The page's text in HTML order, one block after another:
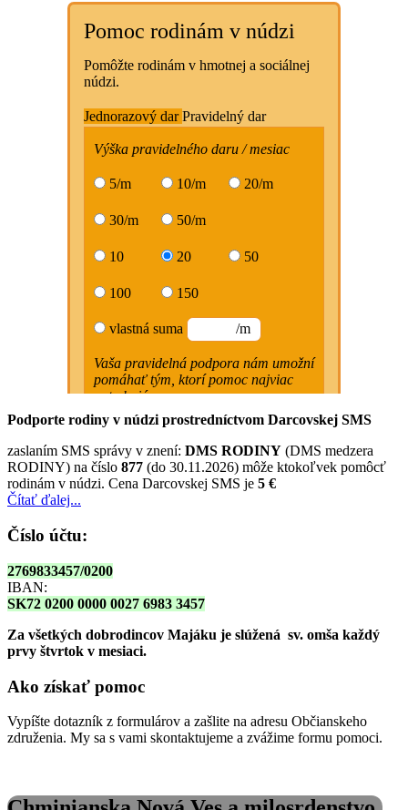
Podporte rodiny v núdzi prostredníctvom Darcovskej SMS
zaslaním SMS správy v znení: DMS RODINY (DMS medzera
RODINY) na číslo 877 (do 30.11.2026) môže ktokoľvek pomôcť
rodinám v núdzi. Cena Darcovskej SMS je 5 €
Čítať ďalej...
Číslo účtu:
2769833457/0200
IBAN:
SK72 0200 0000 0027 6983 3457
Za všetkých dobrodincov Majáku je slúžená sv. omša každý
prvy štvrtok v mesiaci.
Ako získať pomoc
Vypíšte dotazník z formulárov a zašlite na adresu Občianskeho
združenia. My sa s vami skontaktujeme a zvážime formu pomoci.